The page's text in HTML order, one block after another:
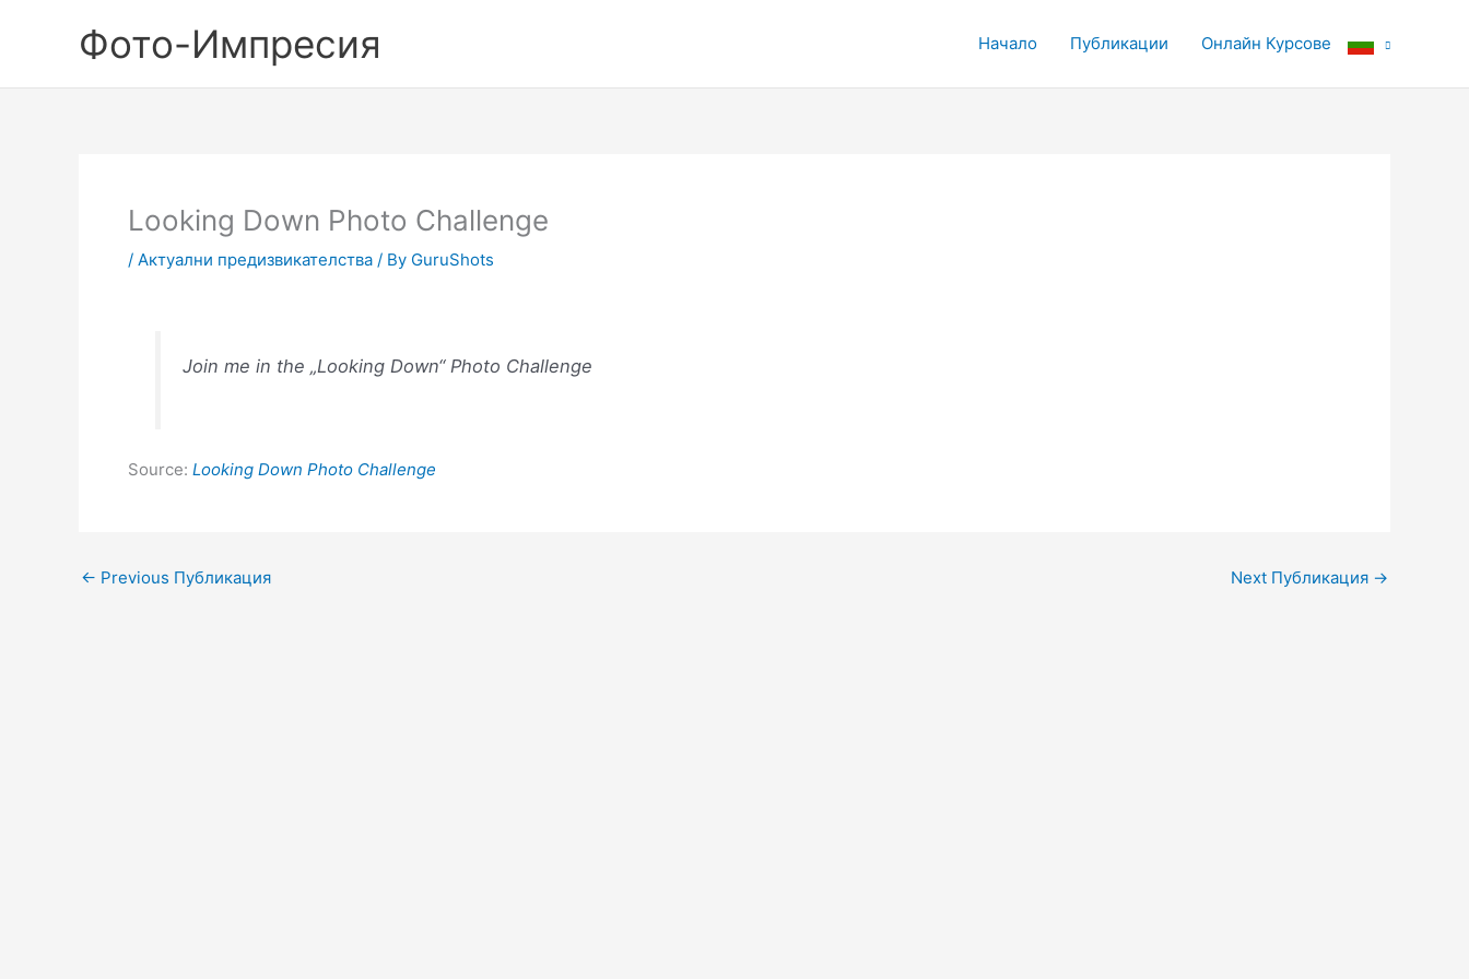
Фото-Импресия Начало Публикации Онлайн Курсове
Looking Down Photo Challenge
/ Актуални предизвикателства / By GuruShots
Join me in the „Looking Down“ Photo Challenge
Source: Looking Down Photo Challenge
← Previous Публикация Next Публикация →